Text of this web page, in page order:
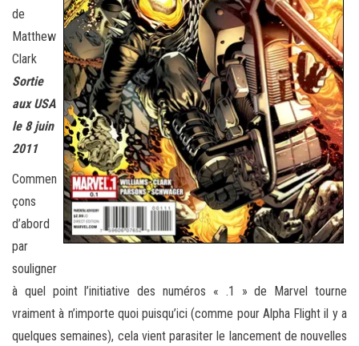
de
Matthew
Clark
Sortie
aux USA
le 8 juin
2011
Commen
çons
d’abord
par
souligner
à quel point l’initiative des numéros « .1 » de Marvel tourne
vraiment à n’importe quoi puisqu’ici (comme pour Alpha Flight il y a
quelques semaines), cela vient parasiter le lancement de nouvelles